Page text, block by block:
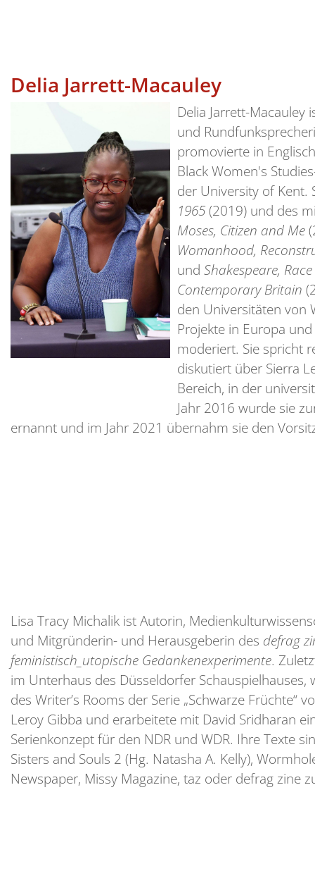
Delia Jarrett-Macauley
Delia Jarrett-Macauley
und
promovierte in
Black Women's
der University of
1965(2019) und des
Moses, Citizen and Me
Womanhood,
und Shakespeare,
Contemporary Britain
den Universitäten von
Projekte in Europa
moderiert. Sie spricht
diskutiert über Sierra
Bereich, in der
Jahr 2016 wurde sie
ernannt und im Jahr 2021 übernahm sie den
Lisa Tracy Michalik ist Autorin,
und Mitgründerin- und Herausgeberin des defrag
feministisch_utopische Gedankenexperimente.
im Unterhaus des Düsseldorfer Schauspielhauses,
des Writer’s Rooms der Serie „Schwarze Früchte“
Leroy Gibba und erarbeitete mit David Sridharan
Serienkonzept für den NDR und WDR. Ihre Texte
Sisters and Souls 2 (Hg. Natasha A. Kelly),
Newspaper, Missy Magazine, taz oder defrag zine